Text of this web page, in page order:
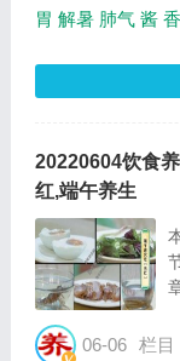
胃 解暑 肺气 酱
20220604饮食
红,端午养生
06-06 栏目